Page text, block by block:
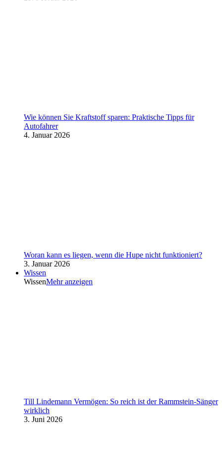
Wie können Sie Kraftstoff sparen: Praktische Tipps für
Autofahrer
4. Januar 2026
Woran kann es liegen, wenn die Hupe nicht funktioniert?
3. Januar 2026
Wissen
WissenMehr anzeigen
Till Lindemann Vermögen: So reich ist der Rammstein-Sänger
wirklich
3. Juni 2026